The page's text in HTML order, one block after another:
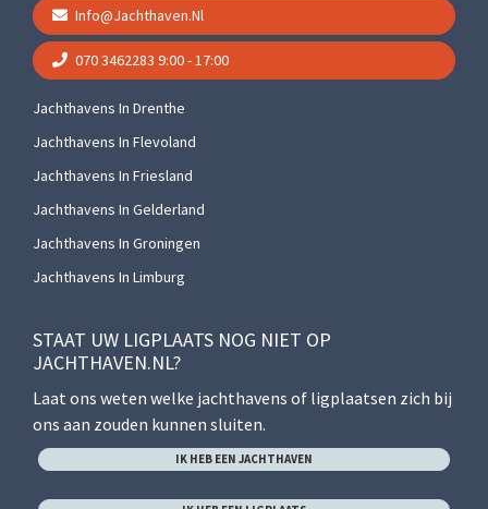
Info@jachthaven.nl
070 3462283 9:00 - 17:00
Jachthavens In Drenthe
Jachthavens In Flevoland
Jachthavens In Friesland
Jachthavens In Gelderland
Jachthavens In Groningen
Jachthavens In Limburg
STAAT UW LIGPLAATS NOG NIET OP
JACHTHAVEN.NL?
Laat ons weten welke jachthavens of ligplaatsen zich bij
ons aan zouden kunnen sluiten.
IK HEB EEN JACHTHAVEN